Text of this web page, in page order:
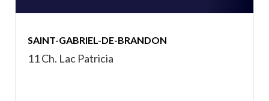
SAINT-GABRIEL-DE-BRANDON
11 Ch. Lac Patricia